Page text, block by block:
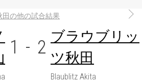
田の他の試合結果
1 - 2
ブラウブリッ
ツ秋田
Blaublitz Akita